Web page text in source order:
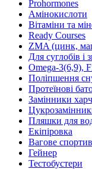
Prohormones
Амінокислоти
Вітаміни та
Ready Courses
ZMA (цинк,
Для суглобів і
Omega-3(6,9),
Поліпшення
Протеїнові
Замінники
Пляшки для
Екіпіровка
Вагове
Гейнер
Тестобустери